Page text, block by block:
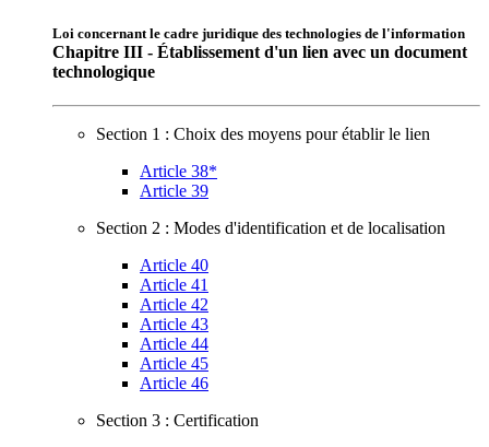
Loi concernant le cadre juridique des technologies de l'information
Chapitre III - Établissement d'un lien avec un document
technologique
Section 1 : Choix des moyens pour établir le lien
Article 38*
Article 39
Section 2 : Modes d'identification et de localisation
Article 40
Article 41
Article 42
Article 43
Article 44
Article 45
Article 46
Section 3 : Certification